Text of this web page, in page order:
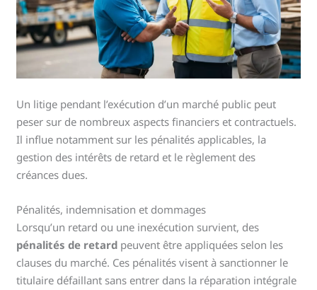
Un litige pendant l’exécution d’un marché public peut
peser sur de nombreux aspects financiers et contractuels.
Il influe notamment sur les pénalités applicables, la
gestion des intérêts de retard et le règlement des
créances dues.
Pénalités, indemnisation et dommages
Lorsqu’un retard ou une inexécution survient, des
pénalités de retard peuvent être appliquées selon les
clauses du marché. Ces pénalités visent à sanctionner le
titulaire défaillant sans entrer dans la réparation intégrale